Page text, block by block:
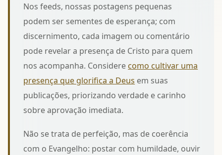
Nos feeds, nossas postagens pequenas
podem ser sementes de esperança; com
discernimento, cada imagem ou comentário
pode revelar a presença de Cristo para quem
nos acompanha. Considere como cultivar uma
presença que glorifica a Deus em suas
publicações, priorizando verdade e carinho
sobre aprovação imediata.
Não se trata de perfeição, mas de coerência
com o Evangelho: postar com humildade, ouvir